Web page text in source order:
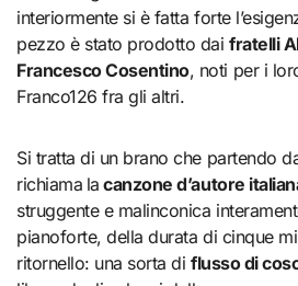
interiormente si è fatta forte
pezzo è stato prodotto daifratelli
Francesco Cosentino, noti per i
Franco126 fra gli altri.
Si tratta di un brano che partendo
richiama la canzone d’autore
struggente e malinconica
pianoforte, della durata di cinque
ritornello: una sorta diflusso di